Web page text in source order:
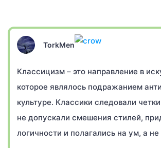
TorkMen
Классицизм – это направление в
которое являлось подражанием
культуре. Классики следовали
не допускали смешения стилей,
логичности и полагались на ум, а не